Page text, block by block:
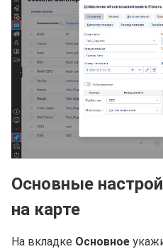
Основные
на карте
На вкладке Основное